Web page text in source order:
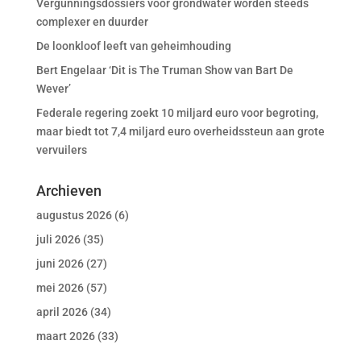
Vergunningsdossiers voor grondwater worden steeds
complexer en duurder
De loonkloof leeft van geheimhouding
Bert Engelaar ‘Dit is The Truman Show van Bart De
Wever’
Federale regering zoekt 10 miljard euro voor begroting,
maar biedt tot 7,4 miljard euro overheidssteun aan grote
vervuilers
Archieven
augustus 2026(6)
juli 2026(35)
juni 2026(27)
mei 2026(57)
april 2026(34)
maart 2026(33)